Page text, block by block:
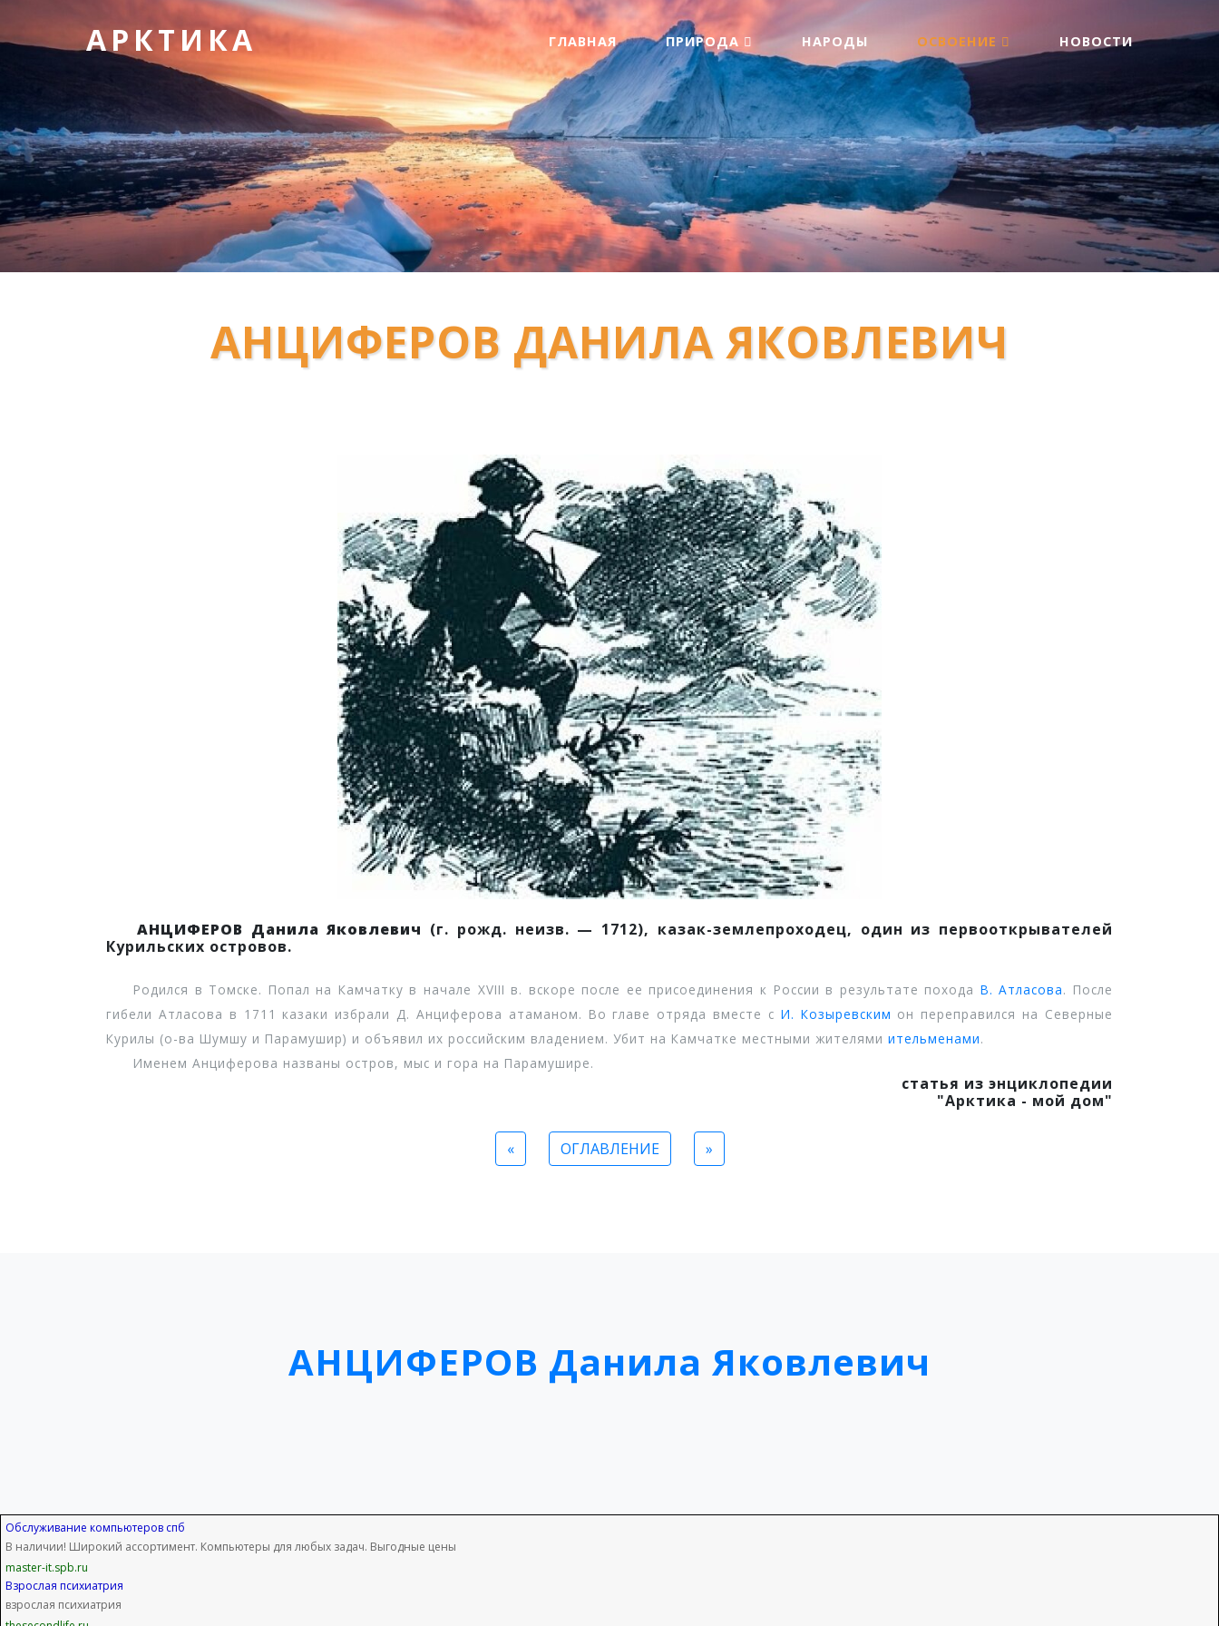
АРКТИКА ГЛАВНАЯ ПРИРОДА НАРОДЫ ОСВОЕНИЕ НОВОСТИ
АНЦИФЕРОВ ДАНИЛА ЯКОВЛЕВИЧ
АНЦИФЕРОВ Данила Яковлевич (г. рожд. неизв. — 1712), казак-землепроходец, один из первооткрывателей
Курильских островов.
Родился в Томске. Попал на Камчатку в начале XVIII в. вскоре после ее присоединения к России в результате похода В. Атласова. После
гибели Атласова в 1711 казаки избрали Д. Анциферова атаманом. Во главе отряда вместе с И. Козыревским он переправился на Северные
Курилы (о-ва Шумшу и Парамушир) и объявил их российским владением. Убит на Камчатке местными жителями ительменами.
Именем Анциферова названы остров, мыс и гора на Парамушире.
статья из энциклопедии
"Арктика - мой дом"
« ОГЛАВЛЕНИЕ »
АНЦИФЕРОВ Данила Яковлевич
Обслуживание компьютеров спб
В наличии! Широкий ассортимент. Компьютеры для любых задач. Выгодные цены
master-it.spb.ru
Взрослая психиатрия
взрослая психиатрия